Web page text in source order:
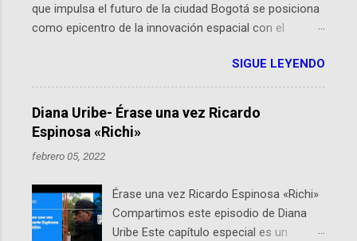
que impulsa el futuro de la ciudad Bogotá se posiciona
como epicentro de la innovación espacial con el
hackathon global que convierte tecnologías de la
Agencia Espacial Europea en soluciones prácticas para
la vida cotidiana. Este evento, organizado por el
Planetario de Bogotá del Idartes y la Universidad de los
Andes, reúne a expertos como el presidente de Airbus
Colombia y líderes del sector aeroespacial para inspirar
por qué importa en Bogotá ActInSpace es una
competencia mundial que opera en más de 60
ciudades, donde participantes tienen 24 horas para
SIGUE LEYENDO
Diana Uribe- Érase una vez Ricardo
Espinosa «Richi»
febrero 05, 2022
Érase una vez Ricardo Espinosa «Richi»
Compartimos este episodio de Diana
Uribe Este capítulo especial es un